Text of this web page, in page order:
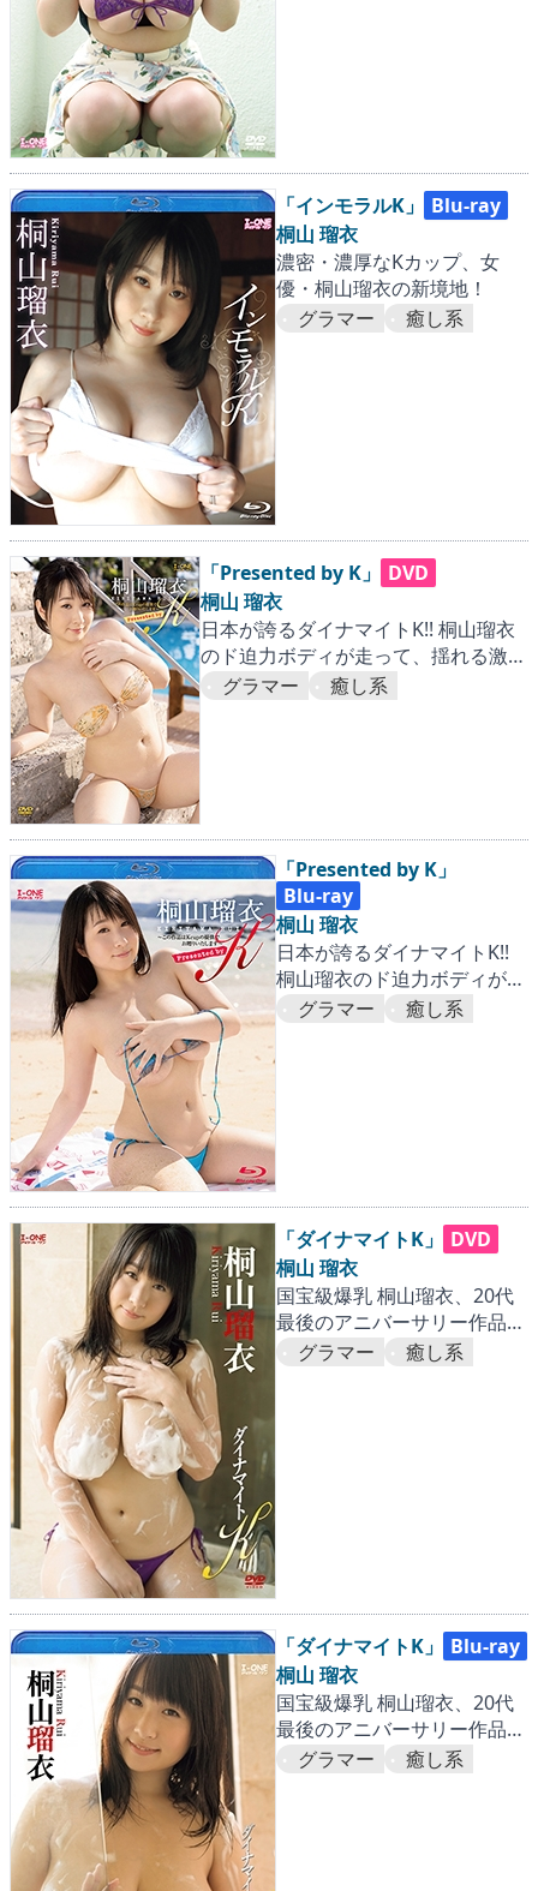
「インモラルK」
Blu-ray
桐山 瑠衣
濃密・濃厚なKカップ、女
優・桐山瑠衣の新境地！
グラマー
癒し系
「Presented by K」
DVD
桐山 瑠衣
日本が誇るダイナマイトK!! 桐山瑠衣
のド迫力ボディが走って、揺れる激震
作！
グラマー 癒し系
「Presented by K」
Blu-ray
桐山 瑠衣
日本が誇るダイナマイトK!!
桐山瑠衣のド迫力ボディが走
って、揺れる激震作！
グラマー 癒し系
「ダイナマイトK」
DVD
桐山 瑠衣
国宝級爆乳 桐山瑠衣、20代
最後のアニバーサリー作品！
進化した大迫力Kカップバス
グラマー 癒し系
「ダイナマイトK」
Blu-ray
桐山 瑠衣
国宝級爆乳 桐山瑠衣、20代
最後のアニバーサリー作品！
進化した大迫力Kカップバス
グラマー 癒し系